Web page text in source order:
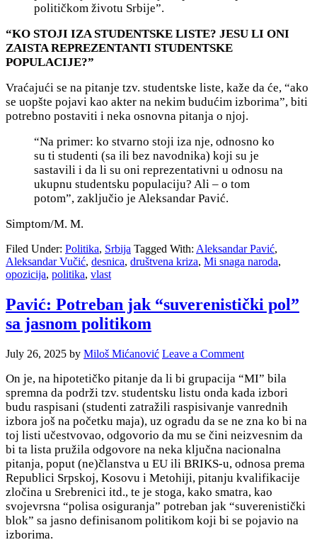
političkom životu Srbije”.
“KO STOJI IZA STUDENTSKE LISTE? JESU LI ONI
ZAISTA REPREZENTANTI STUDENTSKE
POPULACIJE?”
Vraćajući se na pitanje tzv. studentske liste, kaže da će, “ako
se uopšte pojavi kao akter na nekim budućim izborima”, biti
potrebno postaviti i neka osnovna pitanja o njoj.
“Na primer: ko stvarno stoji iza nje, odnosno ko
su ti studenti (sa ili bez navodnika) koji su je
sastavili i da li su oni reprezentativni u odnosu na
ukupnu studentsku populaciju? Ali – o tom
potom”, zaključio je Aleksandar Pavić.
Simptom/M. M.
Filed Under: Politika, Srbija Tagged With: Aleksandar Pavić,
Aleksandar Vučić, desnica, društvena kriza, Mi snaga naroda,
opozicija, politika, vlast
Pavić: Potreban jak “suverenistički pol”
sa jasnom politikom
July 26, 2025 by Miloš Mićanović Leave a Comment
On je, na hipotetičko pitanje da li bi grupacija “MI” bila
spremna da podrži tzv. studentsku listu onda kada izbori
budu raspisani (studenti zatražili raspisivanje vanrednih
izbora još na početku maja), uz ogradu da se ne zna ko bi na
toj listi učestvovao, odgovorio da mu se čini neizvesnim da
bi ta lista pružila odgovore na neka ključna nacionalna
pitanja, poput (ne)članstva u EU ili BRIKS-u, odnosa prema
Republici Srpskoj, Kosovu i Metohiji, pitanju kvalifikacije
zločina u Srebrenici itd., te je stoga, kako smatra, kao
svojevrsna “polisa osiguranja” potreban jak “suverenistički
blok” sa jasno definisanom politikom koji bi se pojavio na
izborima.